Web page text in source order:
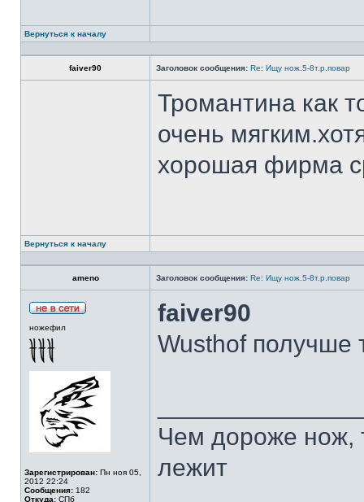
Вернуться к началу
faiver90 Заголовок сообщения: Re: Ищу нож.5-8т.р.повар
Тромантина как
очень
хорошая фирма
Вернуться к началу
ameno Заголовок сообщения: Re: Ищу нож.5-8т.р.повар
ножефил
Зарегистрирован: Пн ноя 05,
2012 22:24
Сообщения: 182
Откуда: СПб
faiver90
Wusthof получше
Чем дороже нож,
лежит